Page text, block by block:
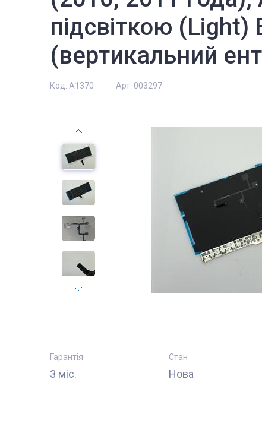
Комплектуючі
підсвіткою (Light)
(вертикальний
Код: A1370 Арт: 003297
Гарантія
3 міс.
Стан
Нова